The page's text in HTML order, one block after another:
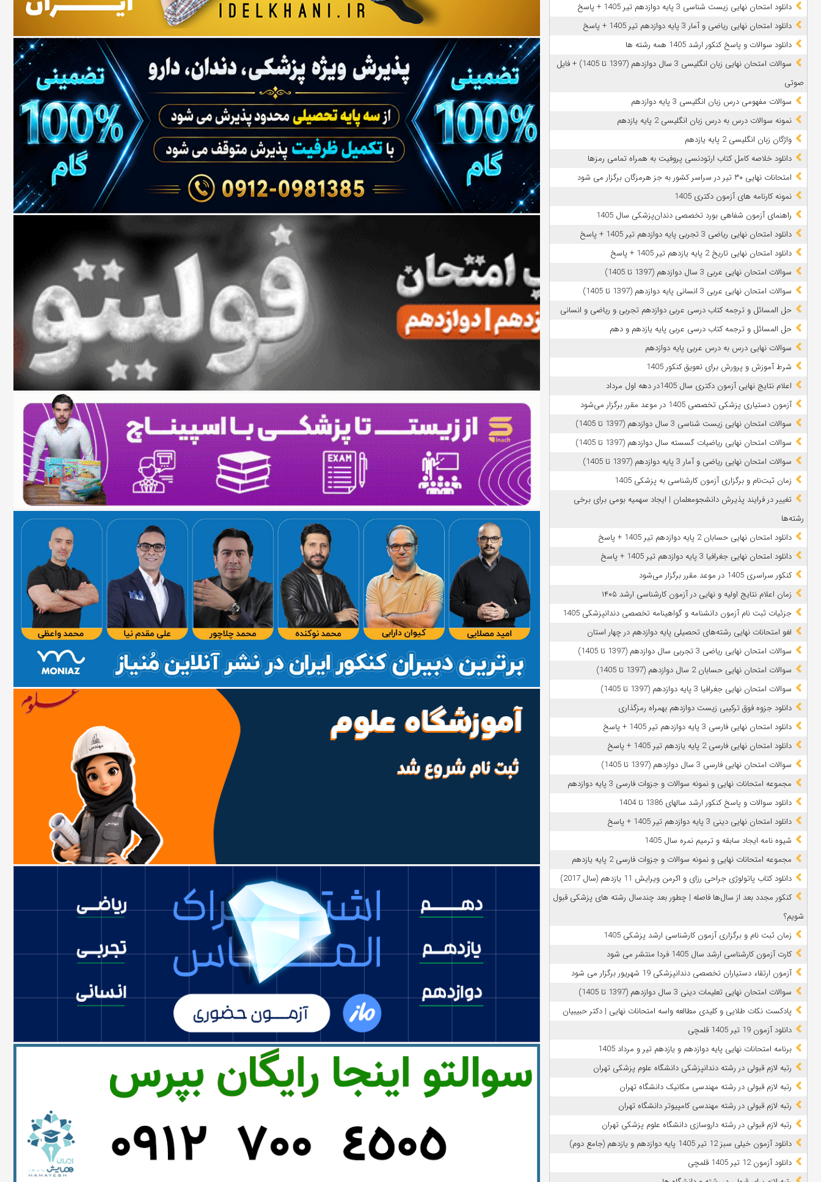
دانلود امتحان نهایی زیست شناسی 3 پایه دوازدهم تیر 1405 + پاسخ
دانلود امتحان نهایی ریاضی و آمار 3 پایه دوازدهم تیر 1405 + پاسخ
دانلود سوالات و پاسخ کنکور ارشد 1405 همه رشته ها
سوالات امتحان نهایی زبان انگلیسی 3 سال دوازدهم (1397 تا 1405) + فایل
صوتی
سوالات مفهومی درس زبان انگلیسی 3 پایه دوازدهم
نمونه سوالات درس به درس زبان انگلیسی 2 پایه یازدهم
واژگان زبان انگلیسی 2 پایه یازدهم
دانلود خلاصه کامل کتاب ارتودنسی پروفیت به همراه تمامی رمزها
امتحانات نهایی ۳۰ تیر در سراسر کشور به جز هرمزگان برگزار می شود
نمونه کارنامه های آزمون دکتری 1405
راهنمای آزمون شفاهی بورد تخصصی دندان‌پزشکی سال 1405
دانلود امتحان نهایی ریاضی 3 تجربی پایه دوازدهم تیر 1405 + پاسخ
دانلود امتحان نهایی تاریخ 2 پایه یازدهم تیر 1405 + پاسخ
سوالات امتحان نهایی عربی 3 سال دوازدهم (1397 تا 1405)
سوالات امتحان نهایی عربی 3 انسانی پایه دوازدهم (1397 تا 1405)
حل المسائل و ترجمه کتاب درسی عربی دوازدهم تجربی و ریاضی و انسانی
حل المسائل و ترجمه کتاب درسی عربی پایه یازدهم و دهم
سوالات نهایی درس به درس عربی پایه دوازدهم
شرط آموزش و پرورش برای تعویق کنکور 1405
اعلام نتایج نهایی آزمون دکتری سال 1405در دهه اول مرداد
آزمون دستیاری پزشکی تخصصی 1405 در موعد مقرر برگزار می‌شود
سوالات امتحان نهایی زیست شناسی 3 سال دوازدهم (1397 تا 1405)
سوالات امتحان نهایی ریاضیات گسسته سال دوازدهم (1397 تا 1405)
سوالات امتحان نهایی ریاضی و آمار 3 پایه دوازدهم (1397 تا 1405)
زمان ثبت‌نام و برگزاری آزمون کارشناسی به پزشکی 1405
تغییر در فرایند پذیرش دانشجومعلمان | ایجاد سهمیه بومی برای برخی
رشته‌ها
دانلود امتحان نهایی حسابان 2 پایه دوازدهم تیر 1405 + پاسخ
دانلود امتحان نهایی جغرافیا 3 پایه دوازدهم تیر 1405 + پاسخ
کنکور سراسری 1405 در موعد مقرر برگزار می‌شود
زمان اعلام نتایج اولیه و نهایی در آزمون کارشناسی ارشد ۱۴۰۵
جزئیات ثبت نام آزمون دانشنامه و گواهینامه تخصصی دندانپزشکی 1405
لغو امتحانات نهایی رشته‌های تحصیلی پایه دوازدهم در چهار استان
سوالات امتحان نهایی ریاضی 3 تجربی سال دوازدهم (1397 تا 1405)
سوالات امتحان نهایی حسابان 2 سال دوازدهم (1397 تا 1405)
سوالات امتحان نهایی جغرافیا 3 پایه دوازدهم (1397 تا 1405)
دانلود جزوه فوق ترکیبی زیست دوازدهم بهمراه رمزگذاری
دانلود امتحان نهایی فارسی 3 پایه دوازدهم تیر 1405 + پاسخ
دانلود امتحان نهایی فارسی 2 پایه یازدهم تیر 1405 + پاسخ
سوالات امتحان نهایی فارسی 3 سال دوازدهم (1397 تا 1405)
مجموعه امتحانات نهایی و نمونه سوالات و جزوات فارسی 3 پایه دوازدهم
دانلود سوالات و پاسخ کنکور ارشد سالهای 1386 تا 1404
دانلود امتحان نهایی دینی 3 پایه دوازدهم تیر 1405 + پاسخ
شیوه نامه ایجاد سابقه و ترمیم نمره سال 1405
مجموعه امتحانات نهایی و نمونه سوالات و جزوات فارسی 2 پایه یازدهم
دانلود کتاب پاتولوژی جراحی رزای و اکرمن ویرایش 11 یازدهم (سال 2017)
کنکور مجدد بعد از سال‌ها فاصله | چطور بعد چندسال رشته‌ های پزشکی قبول
شویم؟
زمان ثبت نام و برگزاری آزمون کارشناسی ارشد پزشکی 1405
کارت آزمون کارشناسی ارشد سال 1405 فردا منتشر می شود
آزمون ارتقاء دستیاران تخصصی دندانپزشکی 19 شهریور برگزار می شود
سوالات امتحان نهایی تعلیمات دینی 3 سال دوازدهم (1397 تا 1405)
پادکست نکات طلایی و کلیدی مطالعه واسه امتحانات نهایی | دکتر حبیبیان
دانلود آزمون 19 تیر 1405 قلمچی
برنامه امتحانات نهایی پایه دوازدهم و یازدهم تیر و مرداد 1405
رتبه لازم قبولی در رشته دندانپزشکی دانشگاه علوم پزشکی تهران
رتبه لازم قبولی در رشته مهندسی مکانیک دانشگاه تهران
رتبه لازم قبولی در رشته مهندسی کامپیوتر دانشگاه تهران
رتبه لازم قبولی در رشته داروسازی دانشگاه علوم پزشکی تهران
دانلود آزمون خیلی سبز 12 تیر 1405 پایه دوازدهم و یازدهم (جامع دوم)
دانلود آزمون 12 تیر 1405 قلمچی